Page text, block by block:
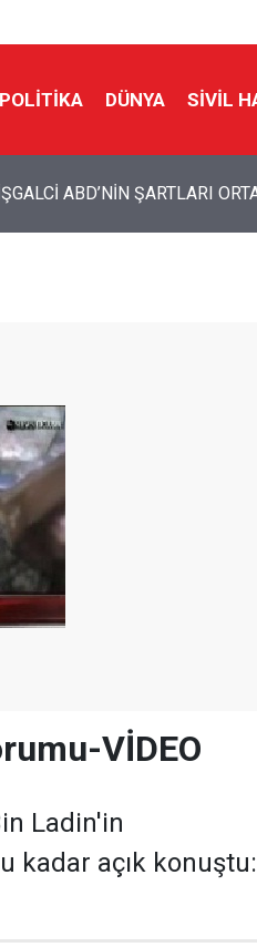
POLITIKA DÜNYA SIVIL
ABD’NİN ŞARTLARI
VİDEO
Ladin'in
kadar açık konuştu: